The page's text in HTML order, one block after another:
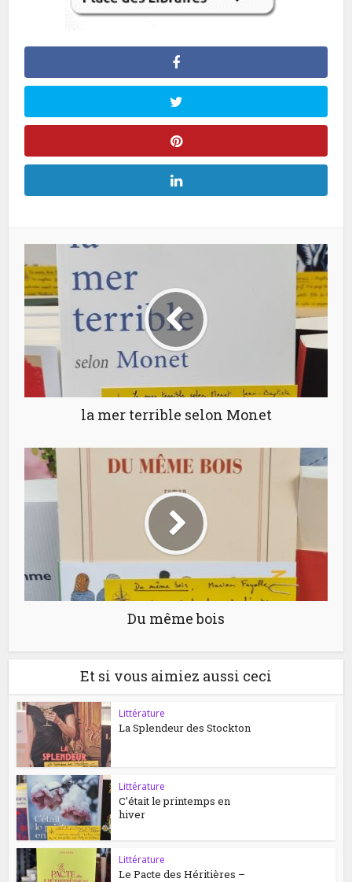
la mer terrible selon Monet
Du même bois
Et si vous aimiez aussi ceci
Littérature
La Splendeur des Stockton
Littérature
C’était le printemps en
hiver
Littérature
Le Pacte des Héritières –